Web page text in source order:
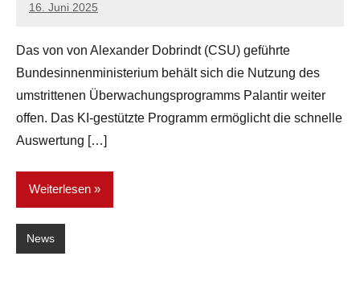
16. Juni 2025
network
Das von von Alexander Dobrindt (CSU) geführte
Bundesinnenministerium behält sich die Nutzung des
umstrittenen Überwachungsprogramms Palantir weiter
offen. Das KI-gestützte Programm ermöglicht die schnelle
Auswertung […]
Weiterlesen
News